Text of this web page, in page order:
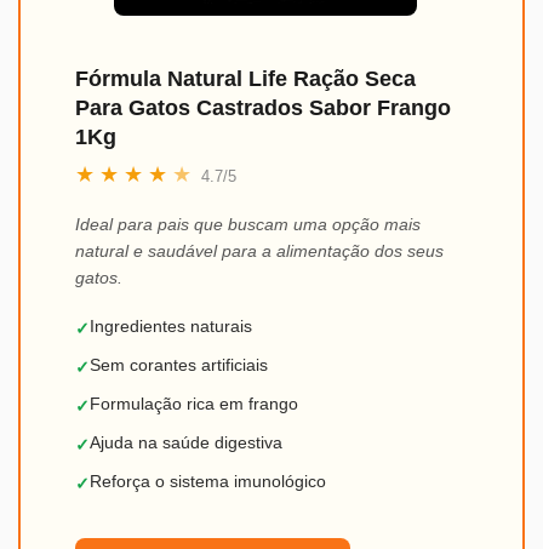
Fórmula Natural Life Ração Seca
Para Gatos Castrados Sabor Frango
1Kg
★ ★ ★ ★ ★ 4.7/5
Ideal para pais que buscam uma opção mais
natural e saudável para a alimentação dos seus
gatos.
✓ Ingredientes naturais
✓Sem corantes artificiais
✓ Formulação rica em frango
✓Ajuda na saúde digestiva
✓ Reforça o sistema imunológico